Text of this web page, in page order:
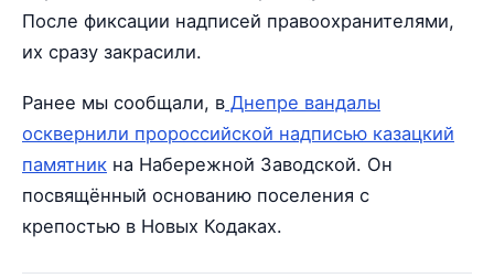
После фиксации надписей правоохранителями,
их сразу закрасили.
Ранее мы сообщали, в Днепре вандалы
осквернили пророссийской надписью казацкий
памятник на Набережной Заводской. Он
посвящённый основанию поселения с
крепостью в Новых Кодаках.